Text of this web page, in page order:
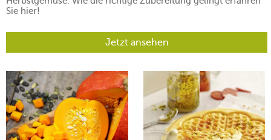
Sie hier!
Jetzt ansehen